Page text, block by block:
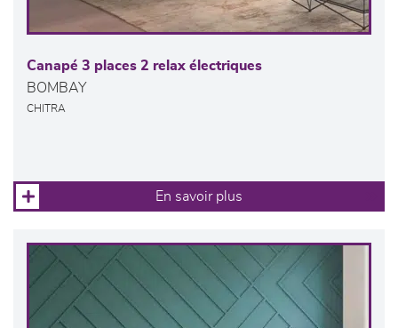
Canapé 3 places 2 relax électriques
BOMBAY
CHITRA
En savoir plus